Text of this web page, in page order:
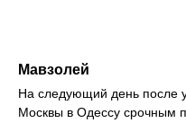
Мавзолей
На следующий день после
Москвы в Одессу срочным